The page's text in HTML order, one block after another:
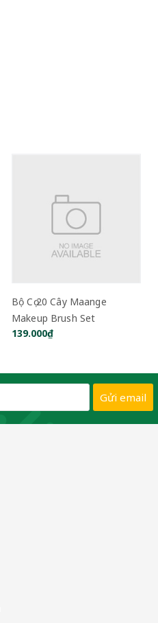
Bộ Cọ 20 Cây Maange
Makeup Brush Set
139.000₫
Gửi email